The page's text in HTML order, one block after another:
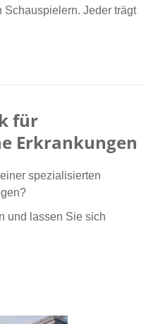
Schauspielern. Jeder trägt
für
Erkrankungen
spezialisierten
und lassen Sie sich